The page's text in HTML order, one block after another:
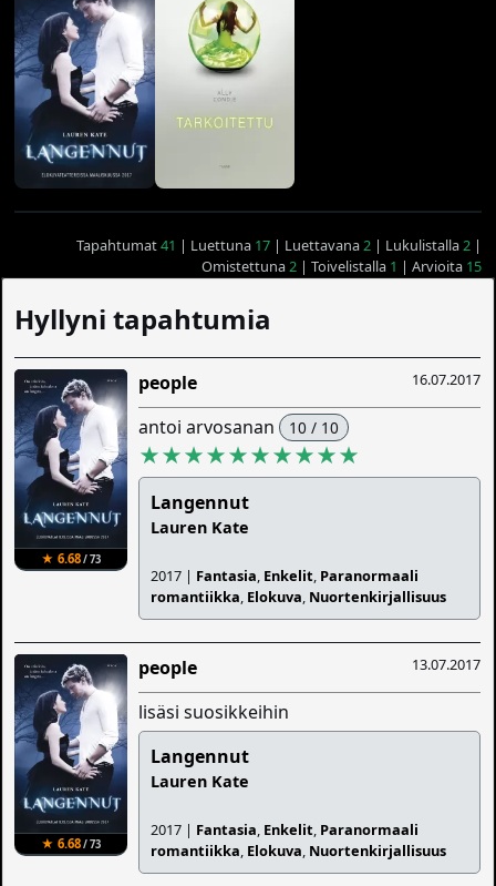
Tapahtumat41 | Luettuna 17| Luettavana2| Lukulistalla2|
Omistettuna2| Toivelistalla 1 | Arvioita 15
Hyllyni tapahtumia
★ 6.68/ 73
16.07.2017
people
antoi arvosanan 10 / 10
★★★★★★★★★★
Langennut
Lauren Kate
2017 | Fantasia, Enkelit, Paranormaali
romantiikka, Elokuva, Nuortenkirjallisuus
★ 6.68/ 73
13.07.2017
people
lisäsi suosikkeihin
Langennut
Lauren Kate
2017 | Fantasia, Enkelit, Paranormaali
romantiikka, Elokuva, Nuortenkirjallisuus